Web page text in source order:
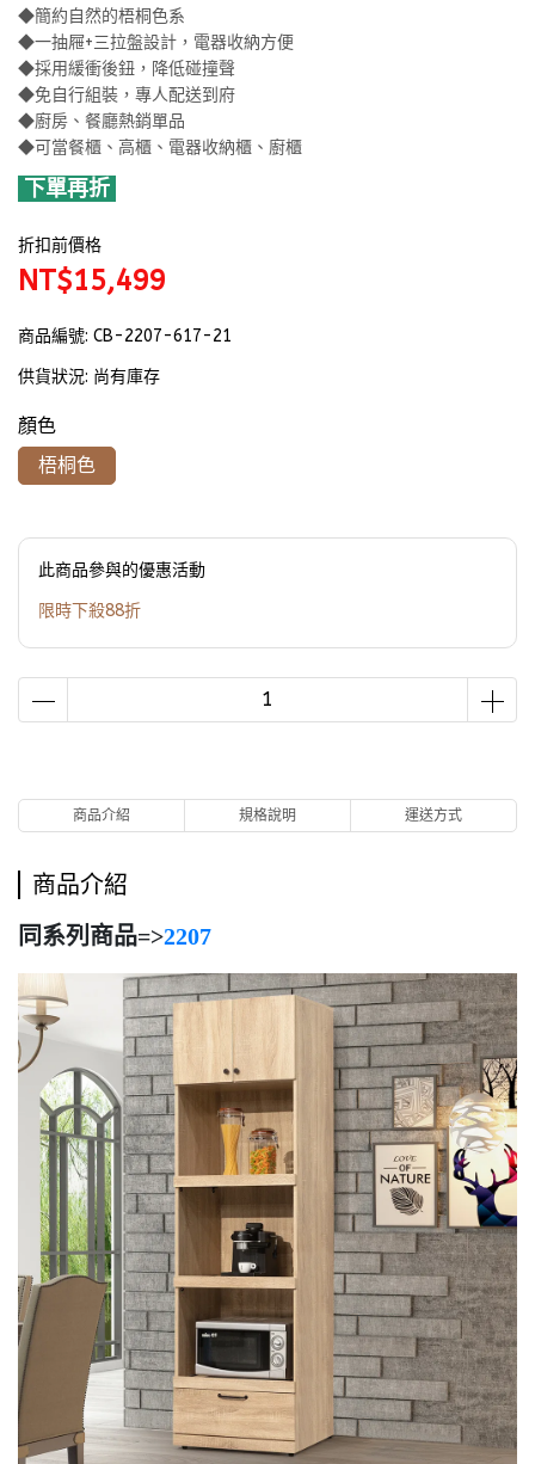
◆簡約自然的梧桐色系
◆一抽屜+三拉盤設計，電器收納方便
◆採用緩衝後鈕，降低碰撞聲
◆免自行組裝，專人配送到府
◆廚房、餐廳熱銷單品
◆可當餐櫃、高櫃、電器收納櫃、廚櫃
下單再折
折扣前價格
NT$15,499
商品編號: CB-2207-617-21
供貨狀況: 尚有庫存
顏色
梧桐色
此商品參與的優惠活動
限時下殺88折
商品介紹 規格說明 運送方式
商品介紹
同系列商品=>2207